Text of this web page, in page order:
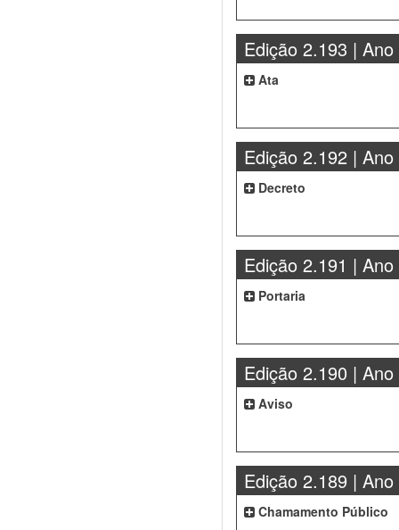
Edição 2.193 | Ano
Ata
Edição 2.192 | Ano
Decreto
Edição 2.191 | Ano
Portaria
Edição 2.190 | Ano
Aviso
Edição 2.189 | Ano
Chamamento Público